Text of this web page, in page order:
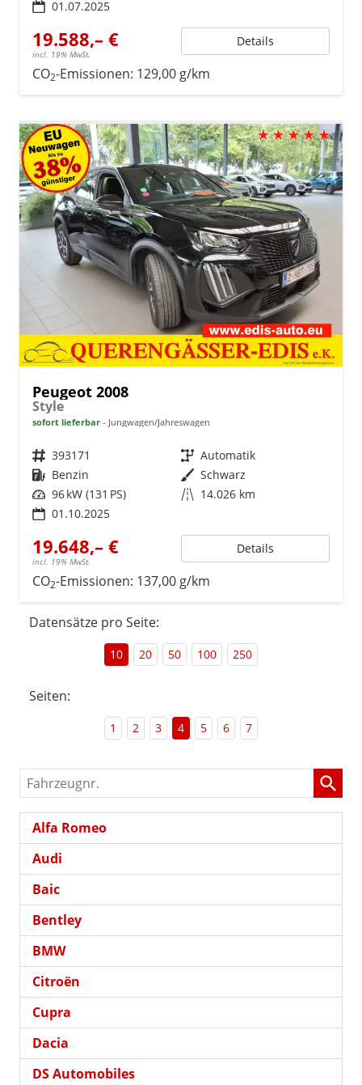
01.07.2025
19.588,– €
incl. 19% MwSt.
Details
CO2-Emissionen: 129,00 g/km
Peugeot 2008
Style
sofort lieferbar Jungwagen/Jahreswagen
Fahrzeugnr. 393171 Getriebe Automatik
Kraftstoff Benzin Außenfarbe Schwarz
Leistung 96 kW (131 PS) Kilometerstand 14.026 km
01.10.2025
19.648,– €
incl. 19% MwSt.
Details
CO2-Emissionen: 137,00 g/km
Datensätze pro Seite:
10 20 50 100 250
Seiten:
1 2 3 4 5 6 7
Fahrzeugnr.
Alfa Romeo
Audi
Baic
Bentley
BMW
Citroën
Cupra
Dacia
DS Automobiles